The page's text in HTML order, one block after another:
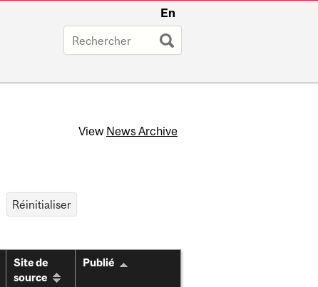
En
View News Archive
Site de
source
Publié